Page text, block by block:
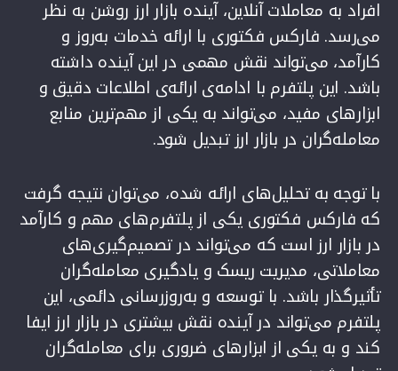
افراد به معاملات آنلاین، آینده بازار ارز روشن به نظر
می‌رسد. فارکس فکتوری با ارائه خدمات به‌روز و
کارآمد، می‌تواند نقش مهمی در این آینده داشته
باشد. این پلتفرم با ادامه‌ی ارائه‌ی اطلاعات دقیق و
ابزارهای مفید، می‌تواند به یکی از مهم‌ترین منابع
معامله‌گران در بازار ارز تبدیل شود.
با توجه به تحلیل‌های ارائه شده، می‌توان نتیجه گرفت
که فارکس فکتوری یکی از پلتفرم‌های مهم و کارآمد
در بازار ارز است که می‌تواند در تصمیم‌گیری‌های
معاملاتی، مدیریت ریسک و یادگیری معامله‌گران
تأثیرگذار باشد. با توسعه و به‌روزرسانی دائمی، این
پلتفرم می‌تواند در آینده نقش بیشتری در بازار ارز ایفا
کند و به یکی از ابزارهای ضروری برای معامله‌گران